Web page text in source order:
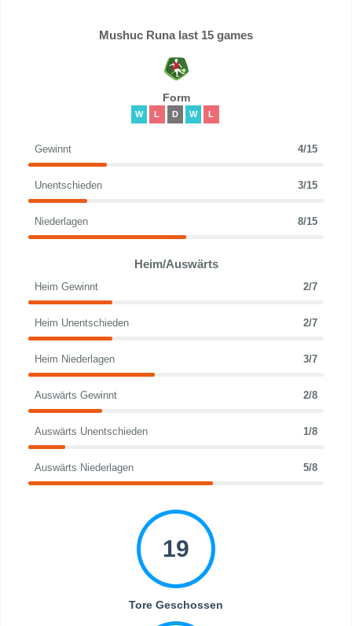
Mushuc Runa last 15 games
Form
W L D W L
Gewinnt 4/15
Unentschieden 3/15
Niederlagen 8/15
Heim/Auswärts
Heim Gewinnt 2/7
Heim Unentschieden 2/7
Heim Niederlagen 3/7
Auswärts Gewinnt 2/8
Auswärts Unentschieden 1/8
Auswärts Niederlagen 5/8
19
Tore Geschossen